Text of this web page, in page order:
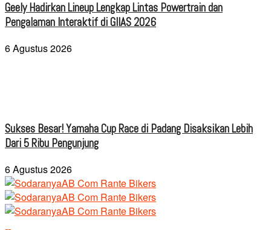
Geely Hadirkan Lineup Lengkap Lintas Powertrain dan
Pengalaman Interaktif di GIIAS 2026
6 Agustus 2026
Sukses Besar! Yamaha Cup Race di Padang Disaksikan Lebih
Dari 5 Ribu Pengunjung
6 Agustus 2026